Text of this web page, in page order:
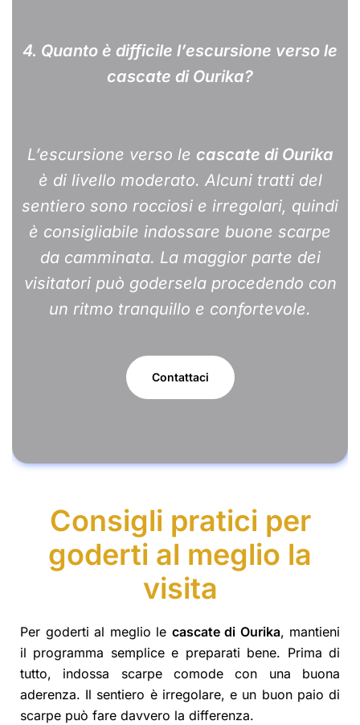
4. Quanto è difficile l’escursione verso le
cascate di Ourika?
L’escursione verso le cascate di Ourika
è di livello moderato. Alcuni tratti del
sentiero sono rocciosi e irregolari, quindi
è consigliabile indossare buone scarpe
da camminata. La maggior parte dei
visitatori può godersela procedendo con
un ritmo tranquillo e confortevole.
Contattaci
Consigli pratici per
goderti al meglio la
visita
Per goderti al meglio le cascate di Ourika, mantieni
il programma semplice e preparati bene. Prima di
tutto, indossa scarpe comode con una buona
aderenza. Il sentiero è irregolare, e un buon paio di
scarpe può fare davvero la differenza.